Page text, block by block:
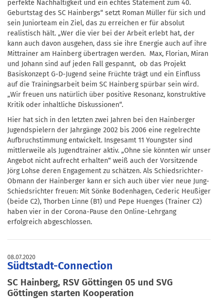
perfekte Nachhaltigkeit und ein echtes Statement zum 40.
Geburtstag des SC Hainbergs“ setzt Roman Müller für sich und
sein Juniorteam ein Ziel, das zu erreichen er für absolut
realistisch hält. „Wer die vier bei der Arbeit erlebt hat, der
kann auch davon ausgehen, dass sie ihre Energie auch auf ihre
Mittrainer am Hainberg übertragen werden. Max, Florian, Miran
und Johann sind auf jeden Fall gespannt, ob das Projekt
Basiskonzept G-D-Jugend seine Früchte trägt und ein Einfluss
auf die Trainingsarbeit beim SC Hainberg spürbar sein wird.
„Wir freuen uns natürlich über positive Resonanz, konstruktive
Kritik oder inhaltliche Diskussionen“.
Hier hat sich in den letzten zwei Jahren bei den Hainberger
Jugendspielern der Jahrgänge 2002 bis 2006 eine regelrechte
Aufbruchstimmung entwickelt. Insgesamt 11 Youngster sind
mittlerweile als Jugendtrainer aktiv. „Ohne sie könnten wir unser
Angebot nicht aufrecht erhalten“ weiß auch der Vorsitzende
Jörg Lohse deren Engagement zu schätzen. Als Schiedsrichter-
Obmann der Hainberger kann er sich auch über vier neue Jung-
Schiedsrichter freuen: Mit Sönke Bodenhagen, Cederic Heußiger
(beide C2), Thorben Linne (B1) und Pepe Huenges (Trainer C2)
haben vier in der Corona-Pause den Online-Lehrgang
erfolgreich abgeschlossen.
08.07.2020
Südtstadt-Connection
SC Hainberg, RSV Göttingen 05 und SVG
Göttingen starten Kooperation